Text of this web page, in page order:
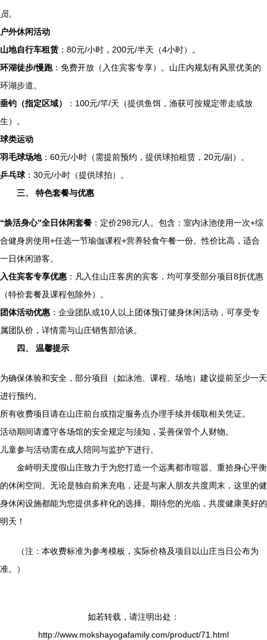
员。
户外休闲活动
山地自行车租赁 ：80元/小时，200元/半天（4小时）。
环湖徒步/慢跑：免费开放（入住宾客专享）。山庄内规划有风景优美的
环湖步道。
垂钓（指定区域）
：100元/竿/天（提供鱼饵，渔获可按规定带走或放
生）。
球类运动
羽毛球场地：60元/小时（需提前预约，提供球拍租赁，20元/副）。
乒乓球 ：30元/小时（提供球拍）。
三、 特色套餐与优惠
“焕活身心”全日休闲套餐 ：定价298元/人。包含：室内泳池使用一次+综
合健身房使用+任选一节瑜伽课程+营养轻食午餐一份。性价比高，适合
一日休闲游客。
入住宾客专享优惠 ：凡入住山庄客房的宾客，均可享受部分项目8折优惠
（特价套餐及课程包除外）。
团体活动优惠 ：企业团队或10人以上团体预订健身休闲活动，可享受专
属团队价，详情需与山庄销售部洽谈。
四、 温馨提示
为确保体验和安全，部分项目（如泳池、课程、场地）建议提前至少一天
进行预约。
所有收费项目请在山庄前台或指定服务点办理手续并领取相关凭证。
活动期间请遵守各场馆的安全规定与须知，妥善保管个人财物。
儿童参与活动需在成人陪同与监护下进行。
金峙明天度假山庄致力于为您打造一个远离都市喧嚣、重拾身心平衡
的休闲空间。无论是独自前来充电，还是与家人朋友共度周末，这里的健
身休闲设施都能为您提供多样化的选择。期待您的光临，共度健康美好的
明天！
（注：本收费标准为参考模板，实际价格及项目以山庄当日公布为
准。）
如若转载，请注明出处：
http://www.mokshayogafamily.com/product/71.html